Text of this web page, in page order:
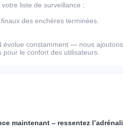
liste de surveillance ;
des enchères terminées.
évolue constamment — nous
le confort des utilisateurs.
maintenant – ressentez